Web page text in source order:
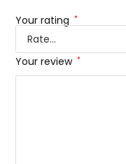
Your rating *
Your review *